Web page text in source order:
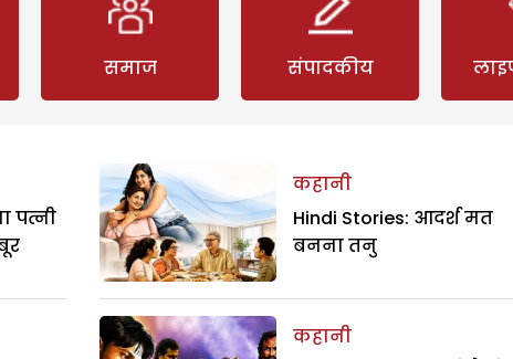
समाज संपादकीय
पत्नी
कहानी
Hindi Stories: आदर्श मत
बनना तनु
कहानी